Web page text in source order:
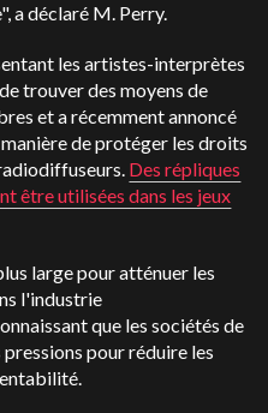
a déclaré M. Perry.
les artistes-interprètes
trouver des moyens de
et a récemment annoncé
de protéger les droits
Des répliques
être utilisées dans les jeux
large pour atténuer les
l'industrie
que les sociétés de
pour réduire les